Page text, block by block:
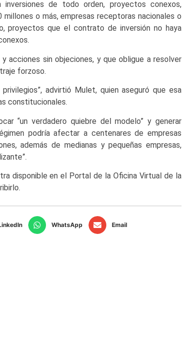
de todo orden, proyectos conexos,
o más, empresas receptoras nacionales o
proyectos que el contrato de inversión no haya
acciones sin objeciones, y que obligue a resolver
forzoso.
advirtió Mulet, quien aseguró que esa
constitucionales.
“un verdadero quiebre del modelo” y generar
podría afectar a centenares de empresas
además de medianas y pequeñas empresas,
disponible en el Portal de la Oficina Virtual de la
WhatsApp Email